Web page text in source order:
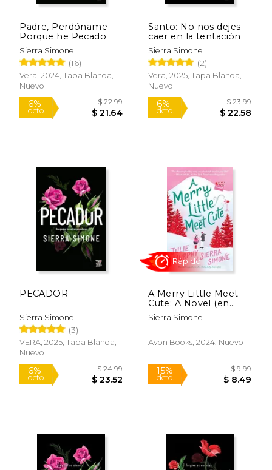
Padre, Perdóname
Porque he Pecado
Sierra Simone
(16)
Vera, 2024, Tapa Blanda,
Nuevo
6%
Santo: No nos dejes
caer en la tentación
Sierra Simone
(2)
Vera, 2025, Tapa Blanda,
Nuevo
6%
PECADOR
Sierra Simone
(3)
VERA, 2025, Tapa Blanda,
Nuevo
A Merry Little Meet
Cute: A Novel (en
Inglés)
Sierra Simone
Avon Books, 2024, Nuevo
Rápido